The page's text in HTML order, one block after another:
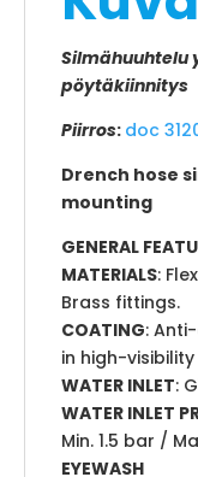
Silmähuuhtelu
pöytäkiinnitys
Piirros: doc
Drench hose
mounting
GENERAL
MATERIALS:
Brass fittings.
COATING:
in high-
WATER INLET:
WATER INLET
Min. 1.5 bar /
EYEWASH